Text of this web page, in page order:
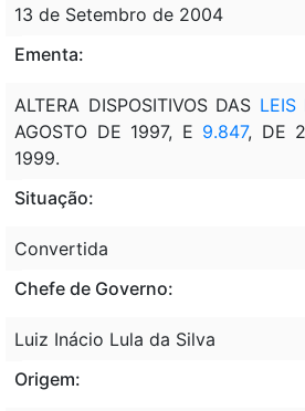
13 de Setembro de 2004
Ementa:
ALTERA DISPOSITIVOS DAS LEIS
AGOSTO DE 1997, E 9.847, DE
1999.
Situação:
Convertida
Chefe de Governo:
Luiz Inácio Lula da Silva
Origem: